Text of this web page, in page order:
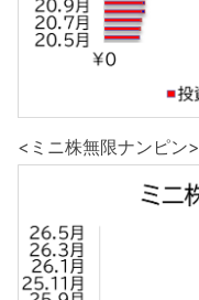
<ミニ株無限ナンピン>